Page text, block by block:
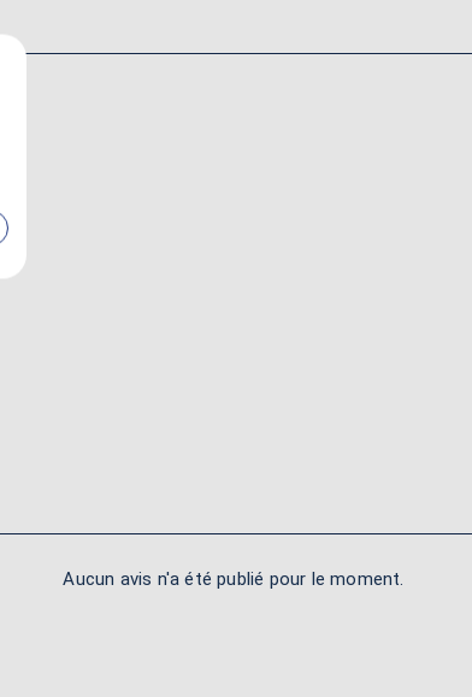
Aucun avis n'a été publié pour le moment.